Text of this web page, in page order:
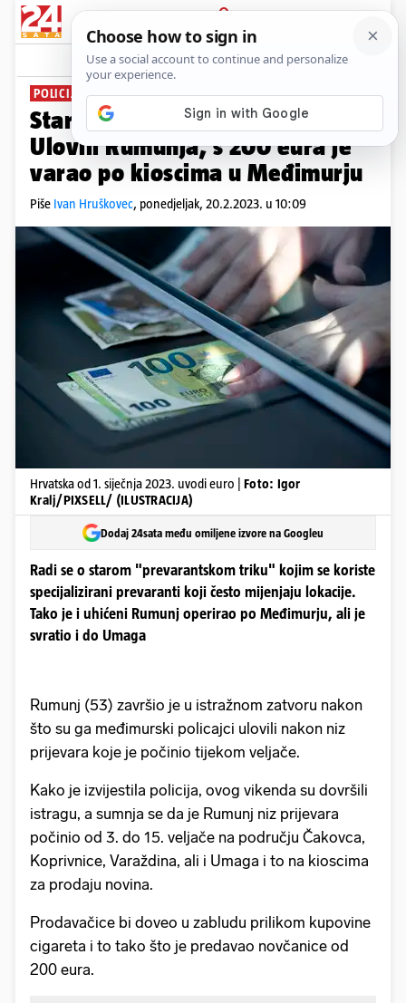
PRIJAVA
News Komentari
POLICIJA POZIVA NA OPREZ
Stara prijevara, sada u eurima:
Ulovili Rumunja, s 200 eura je
varao po kioscima u Međimurju
Piše Ivan Hruškovec, ponedjeljak, 20.2.2023. u 10:09
Hrvatska od 1. siječnja 2023. uvodi euro | Foto: Igor
Kralj/PIXSELL/ (ILUSTRACIJA)
Dodaj 24sata među omiljene izvore na Googleu
Radi se o starom "prevarantskom triku" kojim se koriste
specijalizirani prevaranti koji često mijenjaju lokacije.
Tako je i uhićeni Rumunj operirao po Međimurju, ali je
svratio i do Umaga
Rumunj (53) završio je u istražnom zatvoru nakon
što su ga međimurski policajci ulovili nakon niz
prijevara koje je počinio tijekom veljače.
Kako je izvijestila policija, ovog vikenda su dovršili
istragu, a sumnja se da je Rumunj niz prijevara
počinio od 3. do 15. veljače na području Čakovca,
Koprivnice, Varaždina, ali i Umaga i to na kioscima
za prodaju novina.
Prodavačice bi doveo u zabludu prilikom kupovine
cigareta i to tako što je predavao novčanice od
200 eura.